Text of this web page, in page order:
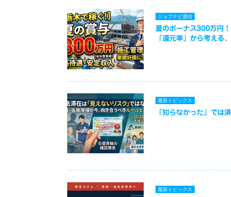
ジョブナビ通信
夏のボーナス300万円
「還元率」から考える
最新トピックス
「知らなかった」では
最新トピックス